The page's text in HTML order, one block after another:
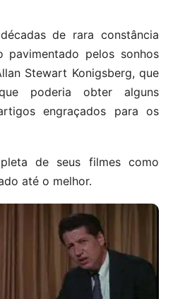
de rara constância
pavimentado pelos sonhos
Stewart Konigsberg, que
poderia obter alguns
engraçados para os
de seus filmes como
até o melhor.